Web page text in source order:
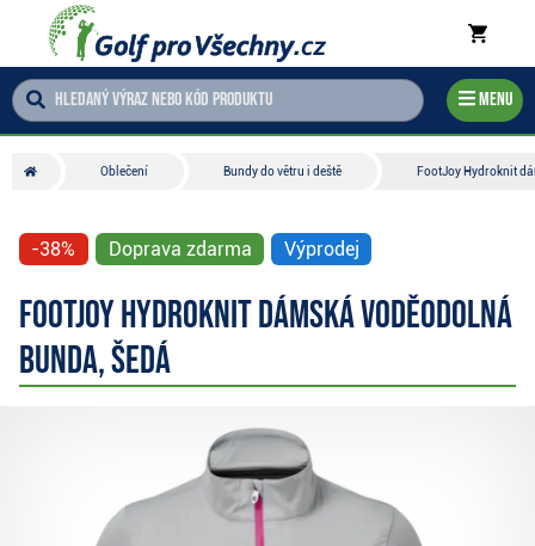
Menu
Oblečení Bundy do větru i deště FootJoy Hydroknit
-38% Doprava zdarma Výprodej
FootJoy Hydroknit dámská voděodolná
bunda, šedá